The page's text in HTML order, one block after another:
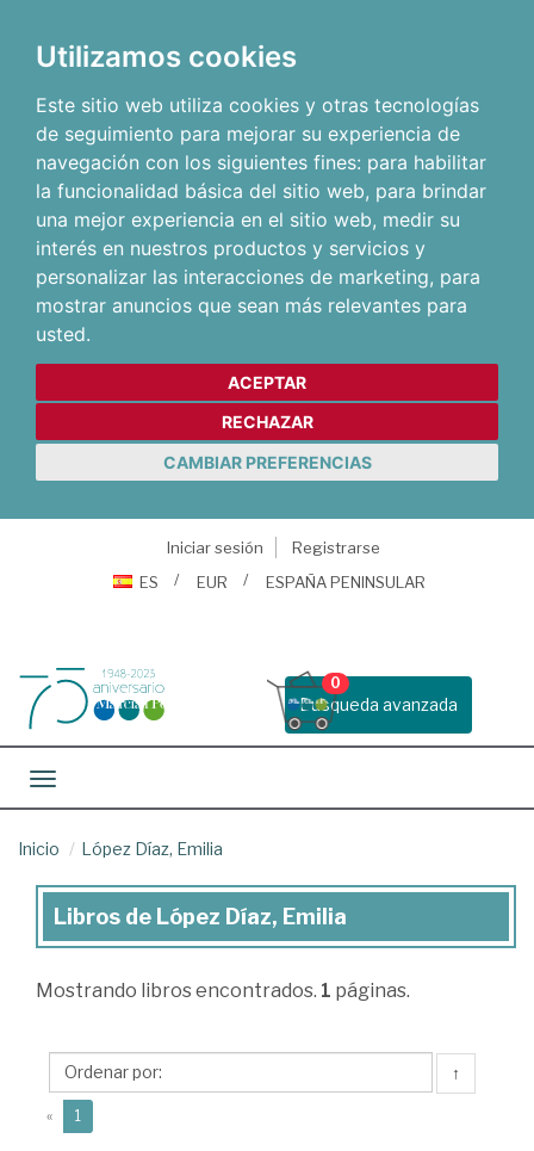
Utilizamos cookies
Este sitio web utiliza cookies y otras tecnologías
de seguimiento para mejorar su experiencia de
navegación con los siguientes fines: para habilitar
la funcionalidad básica del sitio web, para brindar
una mejor experiencia en el sitio web, medir su
interés en nuestros productos y servicios y
personalizar las interacciones de marketing, para
mostrar anuncios que sean más relevantes para
usted.
ACEPTAR
RECHAZAR
CAMBIAR PREFERENCIAS
Iniciar sesión
Registrarse
ES
EUR ESPAÑA PENINSULAR
Busqueda avanzada
0
Toggle navigation
Inicio López Díaz, Emilia
Libros
López
Emilia
Libros de López Díaz, Emilia
Mostrando libros encontrados. 1 páginas.
↑
« 1